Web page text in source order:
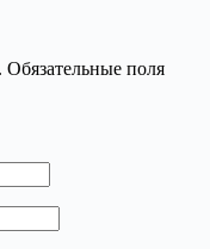
Обязательные поля